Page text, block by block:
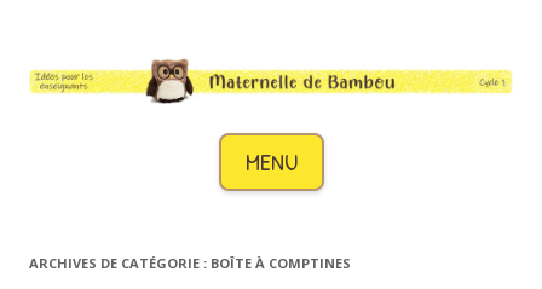
MENU
Aller au contenu
ARCHIVES DE CATÉGORIE : BOÎTE À COMPTINES